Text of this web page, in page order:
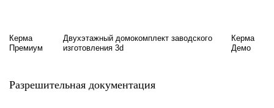
Керма
Премиум
Двухэтажный домокомплект заводского
изготовления 3d
Керма
Демо
Разрешительная документация